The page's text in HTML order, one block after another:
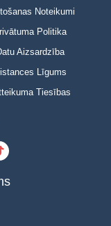
Noteikumi
Politika
Aizsardzība
Līgums
Tiesības